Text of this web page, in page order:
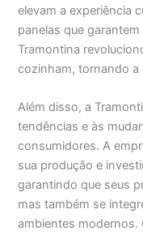
elevam a experiência
panelas que
Tramontina
cozinham, tornando a
Além disso, a
tendências e às
consumidores. A
sua produção e
garantindo que seus
mas também se
ambientes modernos.